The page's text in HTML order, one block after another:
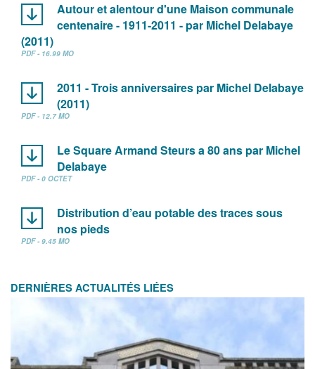
Autour et alentour d'une Maison communale
centenaire - 1911-2011 - par Michel Delabaye
(2011)
PDF - 16.99 MO
2011 - Trois anniversaires par Michel Delabaye
(2011)
PDF - 12.7 MO
Le Square Armand Steurs a 80 ans par Michel
Delabaye
PDF - 0 OCTET
Distribution d’eau potable des traces sous
nos pieds
PDF - 9.45 MO
DERNIÈRES ACTUALITÉS LIÉES